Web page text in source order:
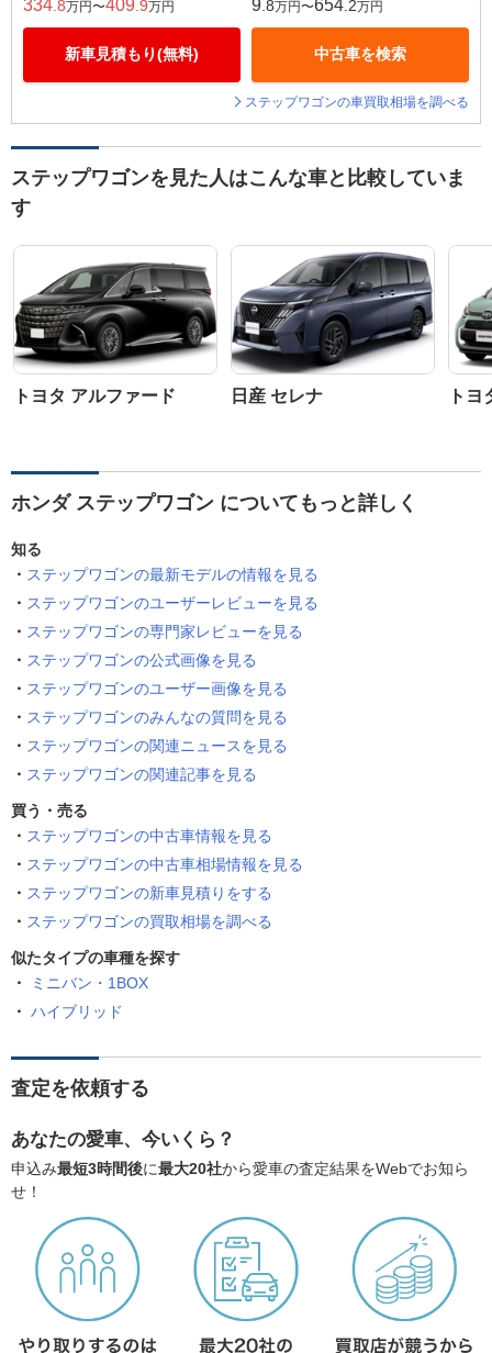
334 .8万円〜409 .9万円
新車見積もり(無料)
9 .8万円〜654 .2万円
中古車を検索
ステップワゴンの車買取相場を調べる
ステップワゴンを見た人はこんな車と比較していま
す
トヨタ アルファード 日産 セレナ ト
ホンダ ステップワゴン についてもっと詳しく
知る
ステップワゴンの最新モデルの情報を見る
ステップワゴンのユーザーレビューを見る
ステップワゴンの専門家レビューを見る
ステップワゴンの公式画像を見る
ステップワゴンのユーザー画像を見る
ステップワゴンのみんなの質問を見る
ステップワゴンの関連ニュースを見る
ステップワゴンの関連記事を見る
買う・売る
ステップワゴンの中古車情報を見る
ステップワゴンの中古車相場情報を見る
ステップワゴンの新車見積りをする
ステップワゴンの買取相場を調べる
似たタイプの車種を探す
ミニバン・1BOX
ハイブリッド
査定を依頼する
あなたの愛車、今いくら？
申込み最短3時間後に最大20社から愛車の査定結果をWebでお知ら
せ！